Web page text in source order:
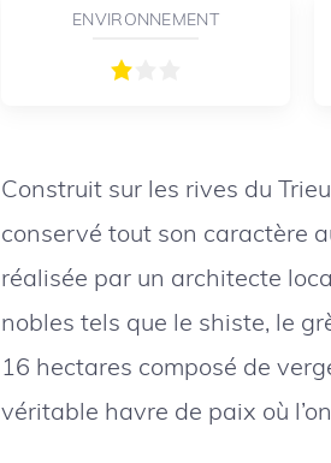
ENVIRONNEMENT
Construit sur les rives du
conservé tout son caractère
réalisée par un architecte
nobles tels que le shiste, le
16 hectares composé de
véritable havre de paix où